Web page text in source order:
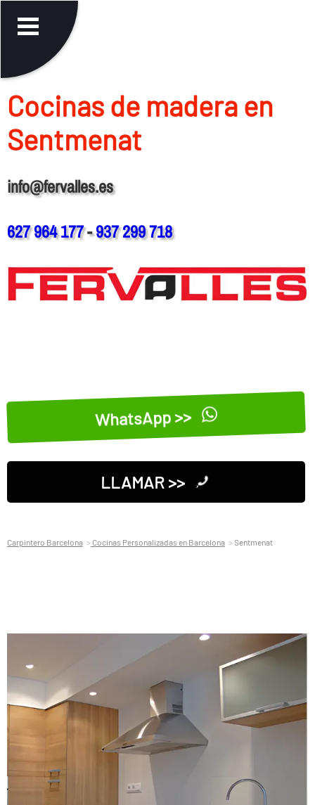
Cocinas de madera en
Sentmenat
info@fervalles.es
627 964 177-937 299 718
WhatsApp >>
LLAMAR >>
Carpintero Barcelona Cocinas Personalizadas en Barcelona Sentmenat